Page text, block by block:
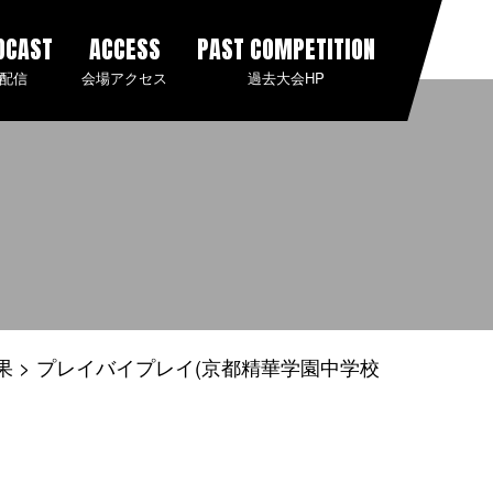
信
ACCESS
会場アクセス
PAST COMPETITION
過去大会HP
プレイバイプレイ(京都精華学園中学校